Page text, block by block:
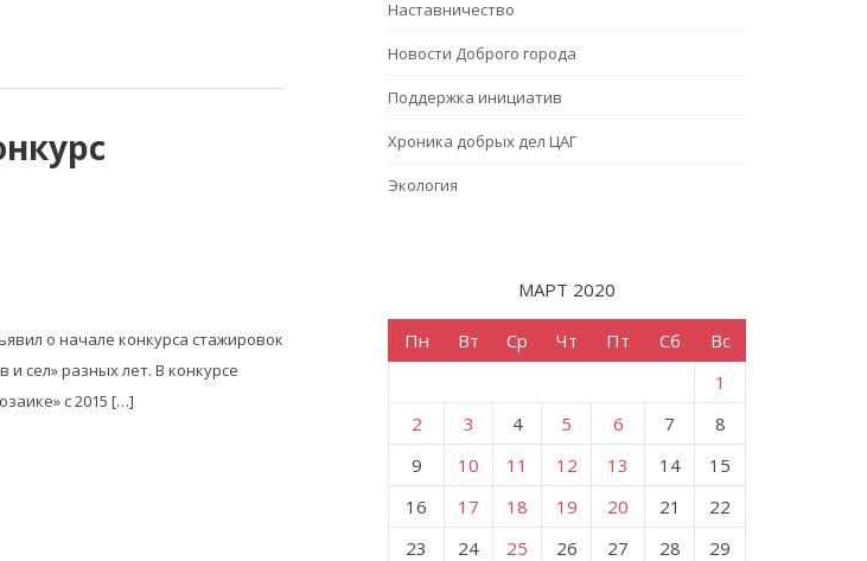
о начале конкурса стажировок
и сел» разных лет. В конкурсе
с 2015 […]
Наставничество
Новости Доброго города
Поддержка инициатив
Хроника добрых дел ЦАГ
Экология
МАРТ 2020
Пн Вт Ср Чт Пт Сб
Вс
1
2
3 4 5 6 7
8
9
10 11 12 13 14
15
16
17 18 19 20 21
22
23
24 25 26 27 28
29